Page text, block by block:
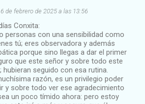
de febrero de 2025 a las 13:56
Conxita:
personas con una sensibilidad como
tú; eres observadora y además
porque sino llegas a dar el primer
que este señor y sobre todo este
hubieran seguido con esa rutina.
razón, es un privilegio poder
y sobre todo ver ese agradecimiento
un poco tímido ahora: pero estoy